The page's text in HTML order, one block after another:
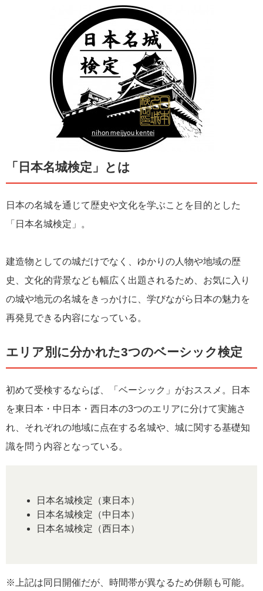
「日本名城検定」とは
日本の名城を通じて歴史や文化を学ぶことを目的とした
「日本名城検定」。
建造物としての城だけでなく、ゆかりの人物や地域の歴
史、文化的背景なども幅広く出題されるため、お気に入り
の城や地元の名城をきっかけに、学びながら日本の魅力を
再発見できる内容になっている。
エリア別に分かれた3つのベーシック検定
初めて受検するならば、「ベーシック」がおススメ。日本
を東日本・中日本・西日本の3つのエリアに分けて実施さ
れ、それぞれの地域に点在する名城や、城に関する基礎知
識を問う内容となっている。
日本名城検定（東日本）
日本名城検定（中日本）
日本名城検定（西日本）
※上記は同日開催だが、時間帯が異なるため併願も可能。